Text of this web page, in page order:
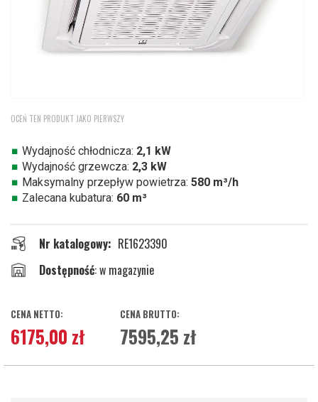
na
galerii
OCEŃ TEN PRODUKT JAKO PIERWSZY
Wydajność chłodnicza: 2,1 kW
Wydajność grzewcza: 2,3 kW
Maksymalny przepływ powietrza: 580 m³/h
Zalecana kubatura: 60 m³
Nr katalogowy
RE1623390
w magazynie
7595,25 zł
6175,00 zł